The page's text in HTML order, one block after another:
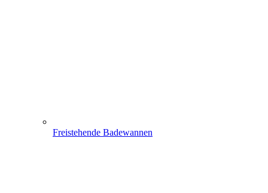
Freistehende Badewannen